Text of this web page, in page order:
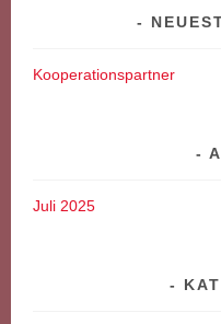
Kooperationspartner
Juli 2025